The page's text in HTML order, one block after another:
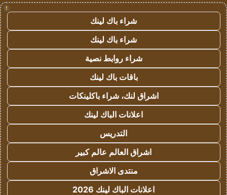
!
شراء باك لينك
شراء باك لينك
شراء روابط نصية
باقات باك لينك
اشراق لنك، شراء باكلينكات
اعلانات الباك لينك
التدريس
اشراق العالم عالم كبير
منتدى الاشراق
اعلانات الباك لينك 2026